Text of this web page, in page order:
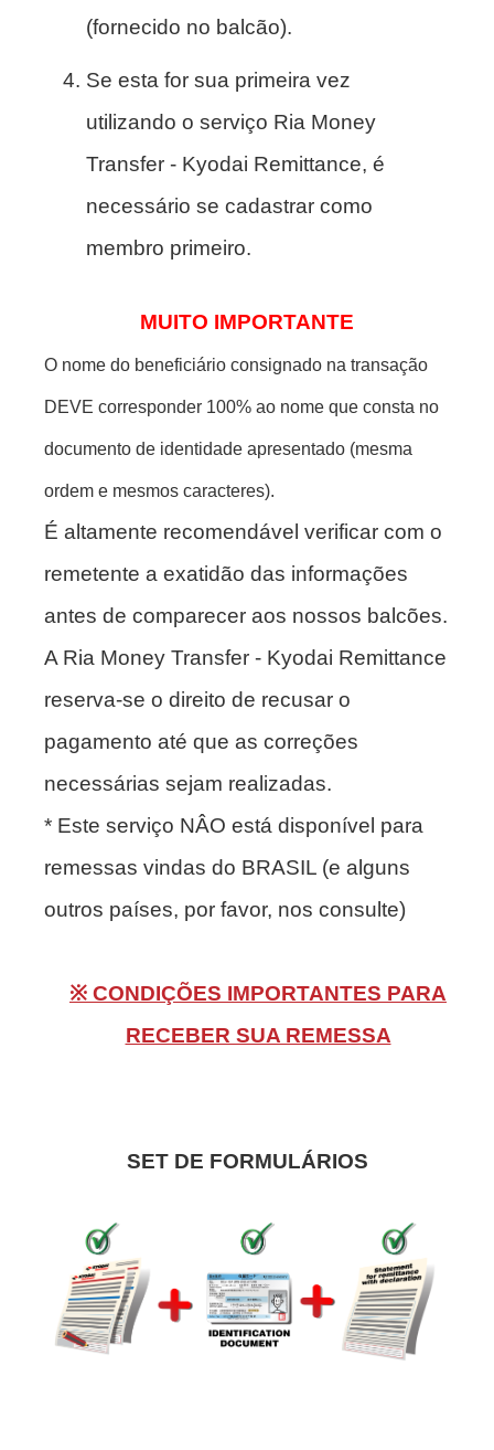
(fornecido no balcão).
Se esta for sua primeira vez
utilizando o serviço Ria Money
Transfer - Kyodai Remittance, é
necessário se cadastrar como
membro primeiro.
MUITO IMPORTANTE
O nome do beneficiário consignado na transação
DEVE corresponder 100% ao nome que consta no
documento de identidade apresentado (mesma
ordem e mesmos caracteres).
É altamente recomendável verificar com o
remetente a exatidão das informações
antes de comparecer aos nossos balcões.
A Ria Money Transfer - Kyodai Remittance
reserva-se o direito de recusar o
pagamento até que as correções
necessárias sejam realizadas.
* Este serviço NÂO está disponível para
remessas vindas do BRASIL (e alguns
outros países, por favor, nos consulte)
※ CONDIÇÕES IMPORTANTES PARA
RECEBER SUA REMESSA
SET DE FORMULÁRIOS